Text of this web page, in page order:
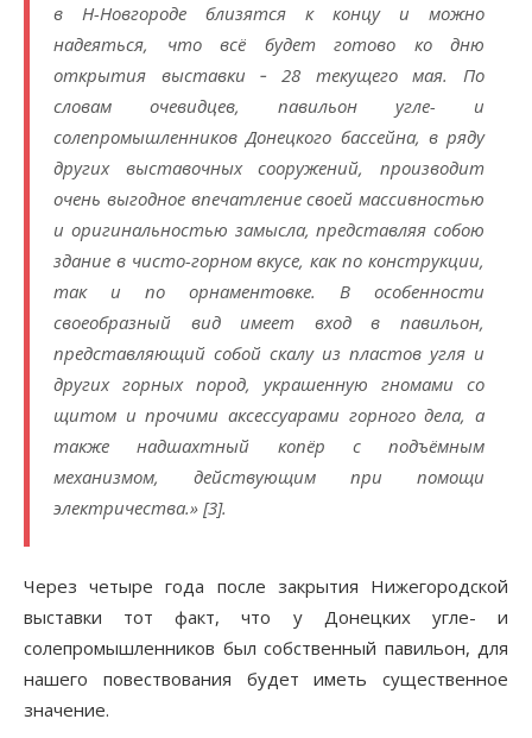
в Н-Новгороде близятся к концу и можно
надеяться, что всё будет готово ко дню
открытия выставки ‑ 28 текущего мая. По
словам очевидцев, павильон угле- и
солепромышленников Донецкого бассейна, в ряду
других выставочных сооружений, производит
очень выгодное впечатление своей массивностью
и оригинальностью замысла, представляя собою
здание в чисто-горном вкусе, как по конструкции,
так и по орнаментовке. В особенности
своеобразный вид имеет вход в павильон,
представляющий собой скалу из пластов угля и
других горных пород, украшенную гномами со
щитом и прочими аксессуарами горного дела, а
также надшахтный копёр с подъёмным
механизмом, действующим при помощи
электричества.» [3].
Через четыре года после закрытия Нижегородской
выставки тот факт, что у Донецких угле- и
солепромышленников был собственный павильон, для
нашего повествования будет иметь существенное
значение.